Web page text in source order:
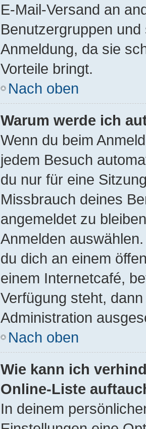
E-Mail-Versand an
Benutzergruppen
Anmeldung, da sie
Vorteile bringt.
Nach oben
Warum werde ich
Wenn du beim
jedem Besuch
du nur für eine
Missbrauch deines
angemeldet zu
Anmelden
du dich an einem
einem Internetcafé,
Verfügung steht,
Administration
Nach oben
Wie kann ich
Online-Liste
In deinem